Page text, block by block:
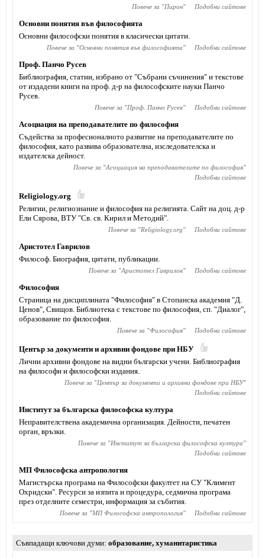
Повече за "Пирон" Подобни сайтове
Основни понятия във философията
Основни философски понятия в класически цитати.
Повече за "Основни понятия във философията" Подобни сайтове
Проф. Панчо Русев
Библиография, статии, избрано от "Събрани съчинения" и текстове
от издадени книги на проф. д-р на философските науки Панчо
Русев.
Повече за "Проф. Панчо Русев" Подобни сайтове
Асоциация на преподавателите по философия
Съдейства за професионалното развитие на преподавателите по
философия, като развива образователна, изследователска и
издателска дейност.
Повече за "Асоциация на преподавателите по философия"
Подобни сайтове
Religiology.org
Религии, религиознание и философия на религията. Сайт на доц. д-р
Ели Сярова, ВТУ "Св. св. Кирил и Методий".
Повече за "Religiology.org" Подобни сайтове
Аристотел Гаврилов
Философ. Биография, цитати, публикации.
Повече за "Аристотел Гаврилов" Подобни сайтове
Философия
Страница на дисциплината "Философия" в Стопанска академия "Д.
Ценов", Свищов. Библиотека с текстове по философия, сп. "Диалог",
образование по философия.
Повече за "Философия" Подобни сайтове
Център за документи и архивни фондове при НБУ
Лични архивни фондове на видни български учени. Библиография
на философи и философски издания.
Повече за "Център за документи и архивни фондове при НБУ"
Подобни сайтове
Институт за българска философска култура
Неправителствена академична организация. Дейности, печатен
орган, връзки.
Повече за "Институт за българска философска култура"
Подобни сайтове
МП Философска антропология
Магистърска програма на Философски факултет на СУ "Климент
Охридски". Ресурси за изпита и процедура, седмична програма
през отделните семестри, информация за събития.
Повече за "МП Философска антропология" Подобни сайтове
Съвпадащи ключови думи образование, хуманитаристика